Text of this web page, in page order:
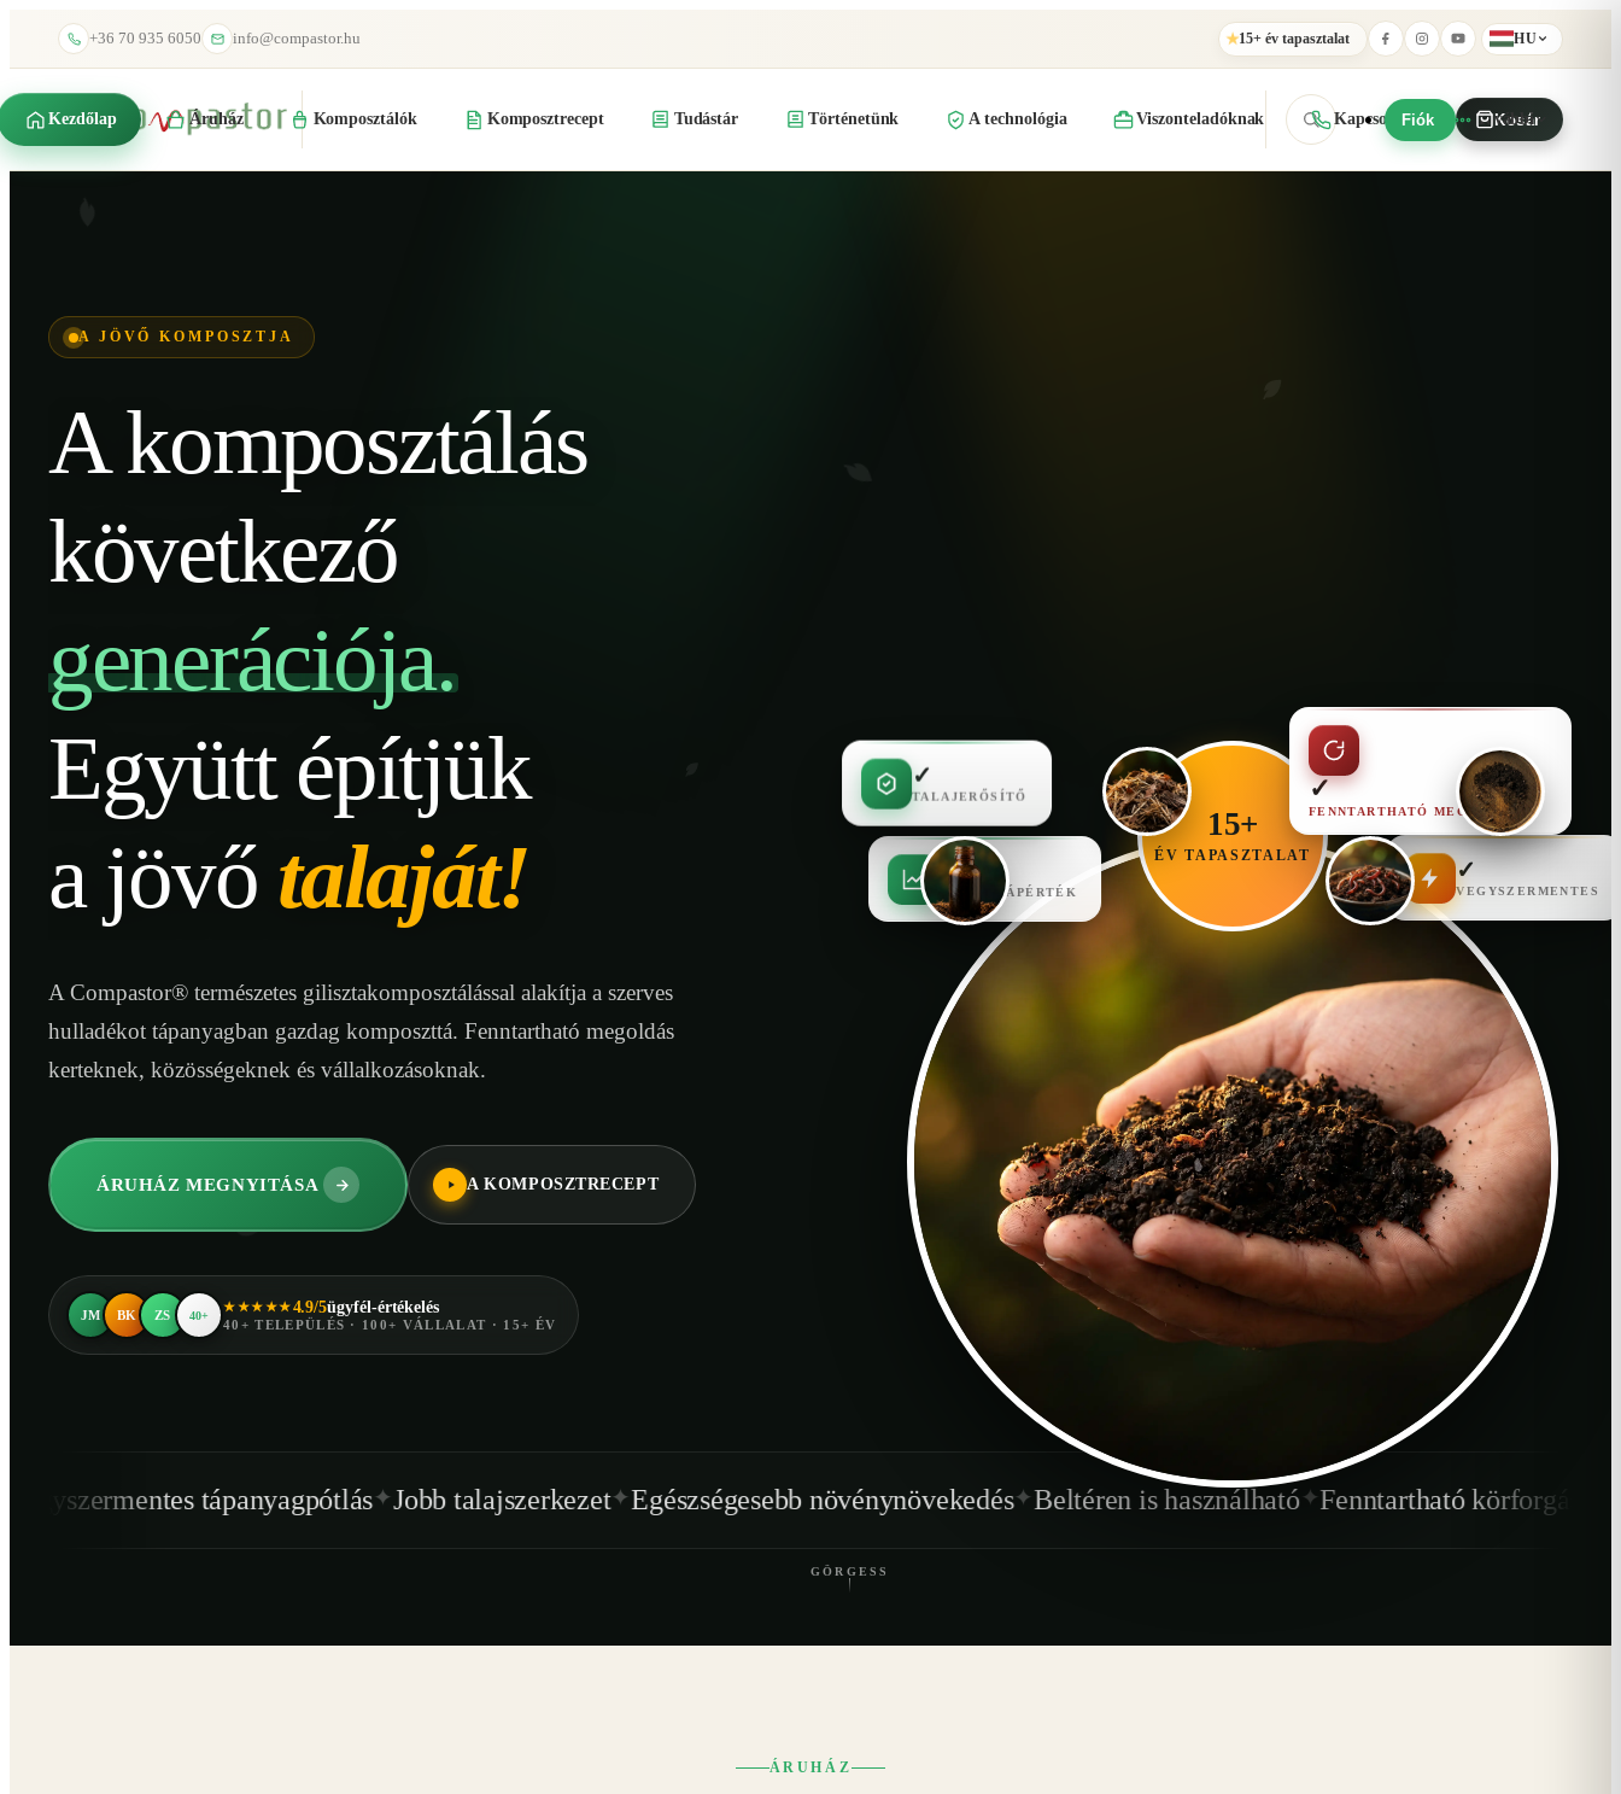
+36 70 935 6050 info@compastor.hu ★15+ év tapasztalat HU
Kezdőlap Áruház Komposztálók Komposztrecept Tudástár Történetünk A technológia Viszonteladóknak Kapcsolat További
Fiók Kosár
A JÖVŐ KOMPOSZTJA
A komposztálás
következő
generációja.
Együtt építjük
a jövő talaját!
A Compastor® természetes gilisztakomposztálással alakítja a szerves
hulladékot tápanyagban gazdag komposzttá. Fenntartható megoldás
kerteknek, közösségeknek és vállalkozásoknak.
ÁRUHÁZ MEGNYITÁSA A KOMPOSZTRECEPT
JM BK ZS 40+
★★★★★4.9/5ügyfél-értékelés
40+ TELEPÜLÉS · 100+ VÁLLALAT · 15+ ÉV
15+
ÉV TAPASZTALAT
✓
MAGAS TÁPÉRTÉK
✓
✓
TALAJERŐSÍTŐ ✓
FENNTARTHATÓ MEGOLDÁS
tápanyagpótlás✦Jobb talajszerkezet✦Egészségesebb növénynövekedés✦Beltéren is használható✦Fenntartható körforgás✦Gyorsabb
GÖRGESS
ÁRUHÁZ